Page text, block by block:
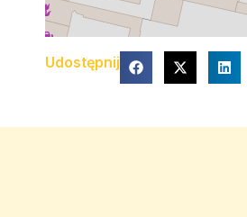
Udostępnij